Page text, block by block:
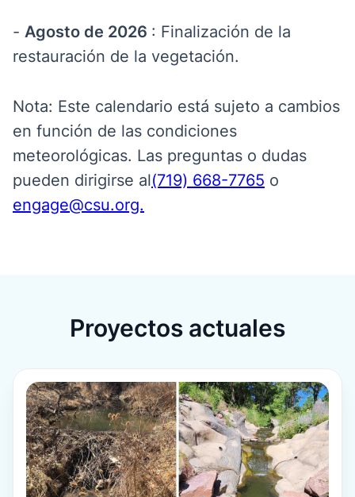
- Agosto de 2026 : Finalización de la
restauración de la vegetación.
Nota: Este calendario está sujeto a cambios
en función de las condiciones
meteorológicas. Las preguntas o dudas
pueden dirigirse al(719) 668-7765 o
engage@csu.org.
Proyectos actuales
Para más información